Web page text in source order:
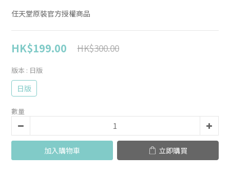
任天堂原裝官方授權商品
HK$199.00 HK$300.00
版本 : 日版
日版
數量
加入購物車 立即購買